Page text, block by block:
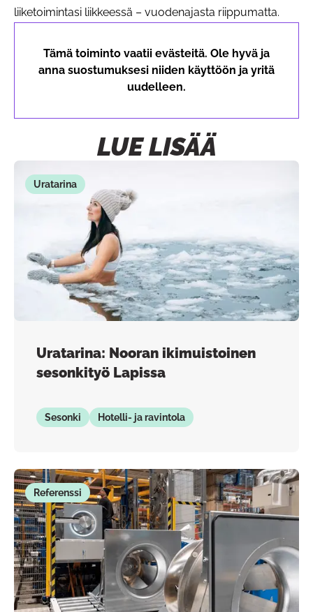
liiketoimintasi liikkeessä – vuodenajasta riippumatta.
Tämä toiminto vaatii evästeitä. Ole hyvä ja
anna suostumuksesi niiden käyttöön ja yritä
uudelleen.
LUE LISÄÄ
Uratarina
Uratarina: Nooran ikimuistoinen
sesonkityö Lapissa
Sesonki Hotelli- ja ravintola
Referenssi